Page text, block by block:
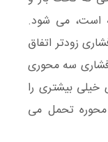
است، می شود.
زودتر اتفاق
فشاری سه محوری
بیشتری را
تحمل می